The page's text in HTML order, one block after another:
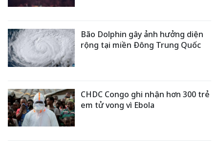
Bão Dolphin gây ảnh hưởng diện
rộng tại miền Đông Trung Quốc
CHDC Congo ghi nhận hơn 300 trẻ
em tử vong vì Ebola